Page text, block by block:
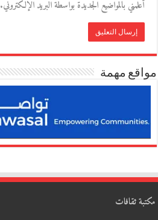
أعلمني بالمواضيع الجديدة بواسطة البريد الإلكتروني.
مواقع مهمة
مكتبة ثقافات